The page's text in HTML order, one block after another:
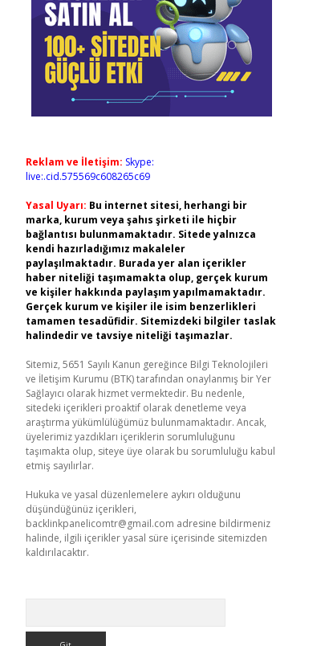
Reklam ve İletişim: Skype:
live:.cid.575569c608265c69
Yasal Uyarı: Bu internet sitesi, herhangi bir
marka, kurum veya şahıs şirketi ile hiçbir
bağlantısı bulunmamaktadır. Sitede yalnızca
kendi hazırladığımız makaleler
paylaşılmaktadır. Burada yer alan içerikler
haber niteliği taşımamakta olup, gerçek kurum
ve kişiler hakkında paylaşım yapılmamaktadır.
Gerçek kurum ve kişiler ile isim benzerlikleri
tamamen tesadüfidir. Sitemizdeki bilgiler taslak
halindedir ve tavsiye niteliği taşımazlar.
Sitemiz, 5651 Sayılı Kanun gereğince Bilgi Teknolojileri
ve İletişim Kurumu (BTK) tarafından onaylanmış bir Yer
Sağlayıcı olarak hizmet vermektedir. Bu nedenle,
sitedeki içerikleri proaktif olarak denetleme veya
araştırma yükümlülüğümüz bulunmamaktadır. Ancak,
üyelerimiz yazdıkları içeriklerin sorumluluğunu
taşımakta olup, siteye üye olarak bu sorumluluğu kabul
etmiş sayılırlar.
Hukuka ve yasal düzenlemelere aykırı olduğunu
düşündüğünüz içerikleri,
backlinkpanelicomtr@gmail.com adresine bildirmeniz
halinde, ilgili içerikler yasal süre içerisinde sitemizden
kaldırılacaktır.